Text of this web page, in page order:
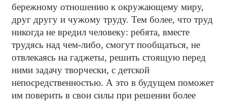
бережному отношению к окружающему миру,
друг другу и чужому труду. Тем более, что труд
никогда не вредил человеку: ребята, вместе
трудясь над чем-либо, смогут пообщаться, не
отвлекаясь на гаджеты, решить стоящую перед
ними задачу творчески, с детской
непосредственностью. А это в будущем поможет
им поверить в свои силы при решении более